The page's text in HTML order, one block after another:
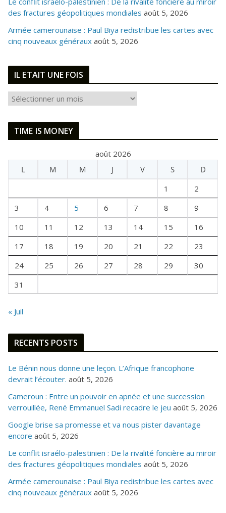
des fractures géopolitiques mondiales août 5, 2026
Armée camerounaise : Paul Biya redistribue les cartes avec
cinq nouveaux généraux août 5, 2026
IL ETAIT UNE FOIS
L
E
I
U
F
S
TIME IS MONEY
août 2026
L
M M J V S
D
1
2
3
4 5 6 7 8
9
10
11 12 13 14 15
16
17
18 19 20 21 22
23
24
25 26 27 28 29
30
31
« Juil
RECENTS POSTS
Le Bénin nous donne une leçon. L’Afrique francophone
devrait l’écouter. août 5, 2026
Cameroun : Entre un pouvoir en apnée et une succession
verrouillée, René Emmanuel Sadi recadre le jeu août 5, 2026
Google brise sa promesse et va nous pister davantage
encore août 5, 2026
Le conflit israélo-palestinien : De la rivalité foncière au miroir
des fractures géopolitiques mondiales août 5, 2026
Armée camerounaise : Paul Biya redistribue les cartes avec
cinq nouveaux généraux août 5, 2026